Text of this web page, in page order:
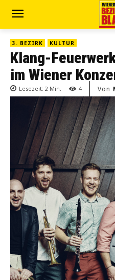
3. BEZIRK KULTUR
Klang-
im Wiener
Lesezeit: 2 Min. 4 Von